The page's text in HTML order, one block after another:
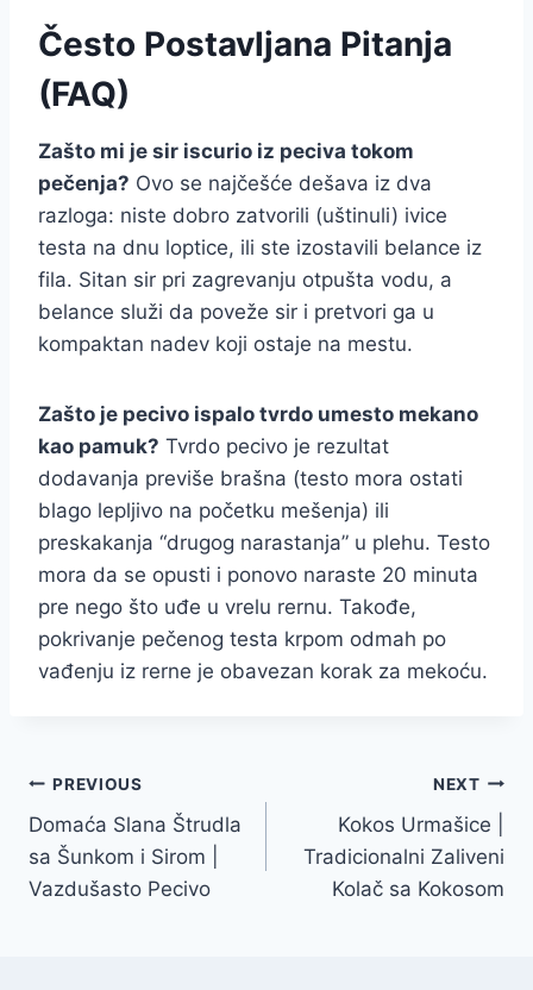
Često Postavljana Pitanja
(FAQ)
Zašto mi je sir iscurio iz peciva tokom
pečenja? Ovo se najčešće dešava iz dva
razloga: niste dobro zatvorili (uštinuli) ivice
testa na dnu loptice, ili ste izostavili belance iz
fila. Sitan sir pri zagrevanju otpušta vodu, a
belance služi da poveže sir i pretvori ga u
kompaktan nadev koji ostaje na mestu.
Zašto je pecivo ispalo tvrdo umesto mekano
kao pamuk? Tvrdo pecivo je rezultat
dodavanja previše brašna (testo mora ostati
blago lepljivo na početku mešenja) ili
preskakanja “drugog narastanja” u plehu. Testo
mora da se opusti i ponovo naraste 20 minuta
pre nego što uđe u vrelu rernu. Takođe,
pokrivanje pečenog testa krpom odmah po
vađenju iz rerne je obavezan korak za mekoću.
Post
navigation
PREVIOUS
Domaća Slana Štrudla
sa Šunkom i Sirom |
Vazdušasto Pecivo
NEXT
Kokos Urmašice |
Tradicionalni Zaliveni
Kolač sa Kokosom